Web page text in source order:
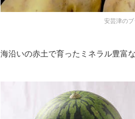
安芸津のブ
海沿いの赤土で育ったミネラル豊富